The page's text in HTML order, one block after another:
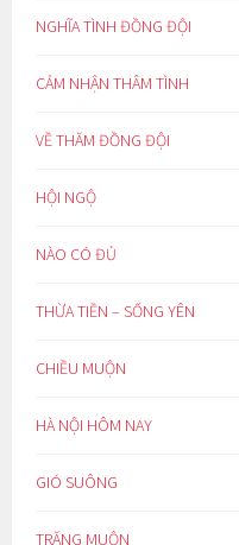
NGHĨA TÌNH ĐỒNG ĐỘI
CẢM NHẬN THÂM TÌNH
VỀ THĂM ĐỒNG ĐỘI
HỘI NGỘ
NÀO CÓ ĐỦ
THỪA TIỀN – SỐNG YÊN
CHIỀU MUỘN
HÀ NỘI HÔM NAY
GIÓ SUÔNG
TRĂNG MUỘN